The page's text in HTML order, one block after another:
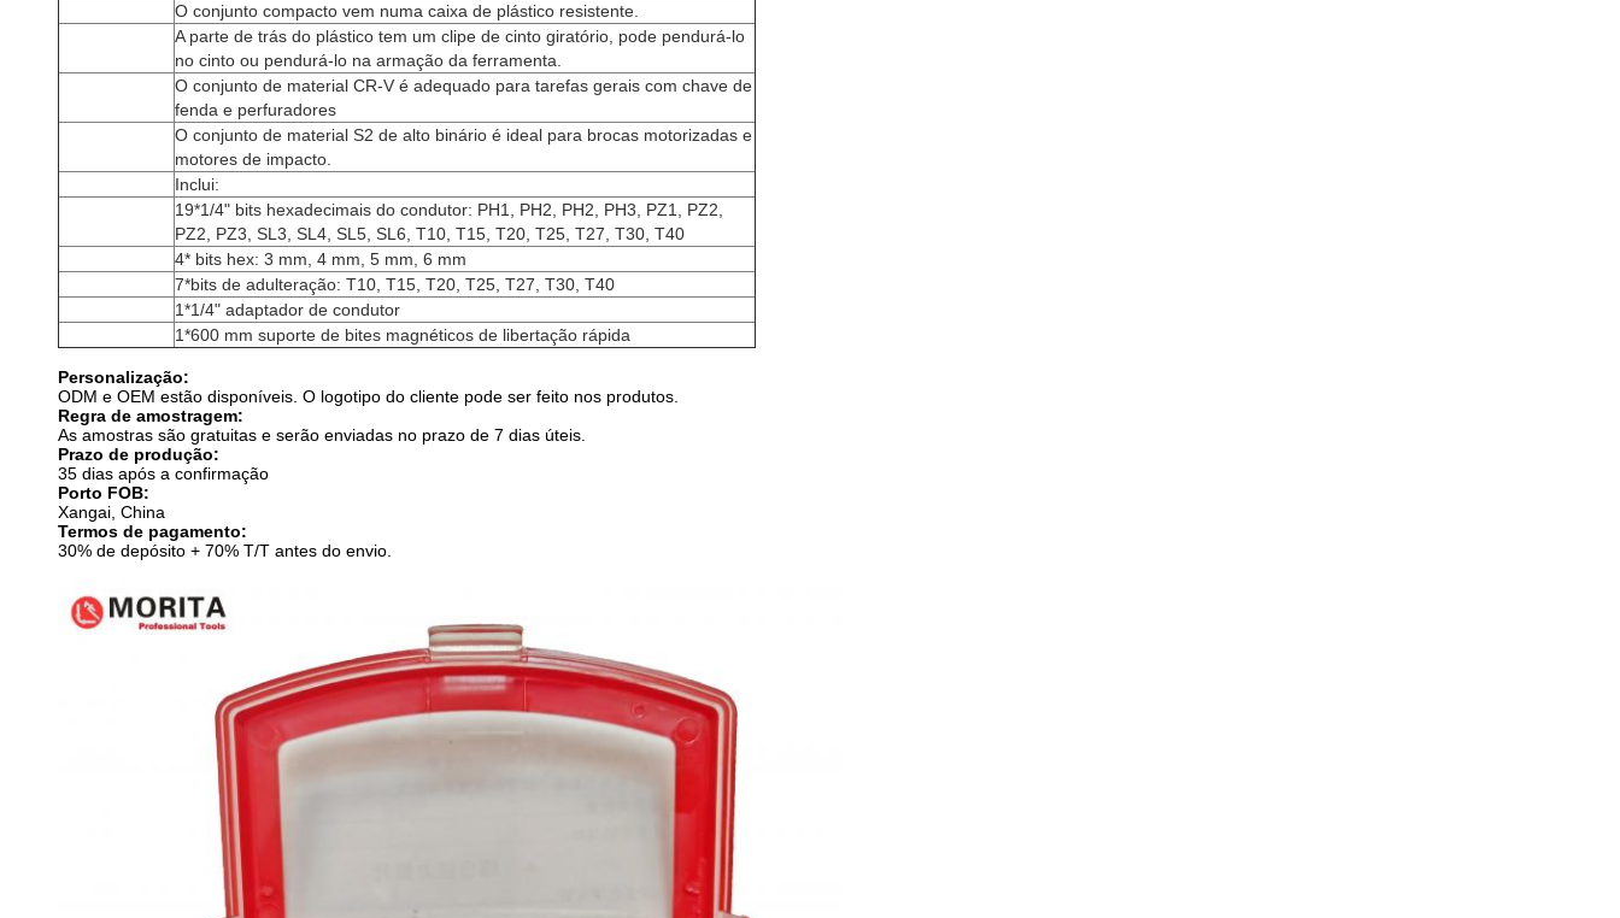
O conjunto compacto vem numa caixa de plástico resistente.
A parte de trás do plástico tem um clipe de cinto giratório, pode pendurá-lo
no cinto ou pendurá-lo na armação da ferramenta.
O conjunto de material CR-V é adequado para tarefas gerais com chave de
fenda e perfuradores
O conjunto de material S2 de alto binário é ideal para brocas motorizadas e
motores de impacto.
Inclui:
19*1/4" bits hexadecimais do condutor: PH1, PH2, PH2, PH3, PZ1, PZ2,
PZ2, PZ3, SL3, SL4, SL5, SL6, T10, T15, T20, T25, T27, T30, T40
4* bits hex: 3 mm, 4 mm, 5 mm, 6 mm
7*bits de adulteração: T10, T15, T20, T25, T27, T30, T40
1*1/4" adaptador de condutor
1*600 mm suporte de bites magnéticos de libertação rápida
Personalização:
ODM e OEM estão disponíveis. O logotipo do cliente pode ser feito nos produtos.
Regra de amostragem:
As amostras são gratuitas e serão enviadas no prazo de 7 dias úteis.
Prazo de produção:
35 dias após a confirmação
Porto FOB:
Xangai, China
Termos de pagamento:
30% de depósito + 70% T/T antes do envio.